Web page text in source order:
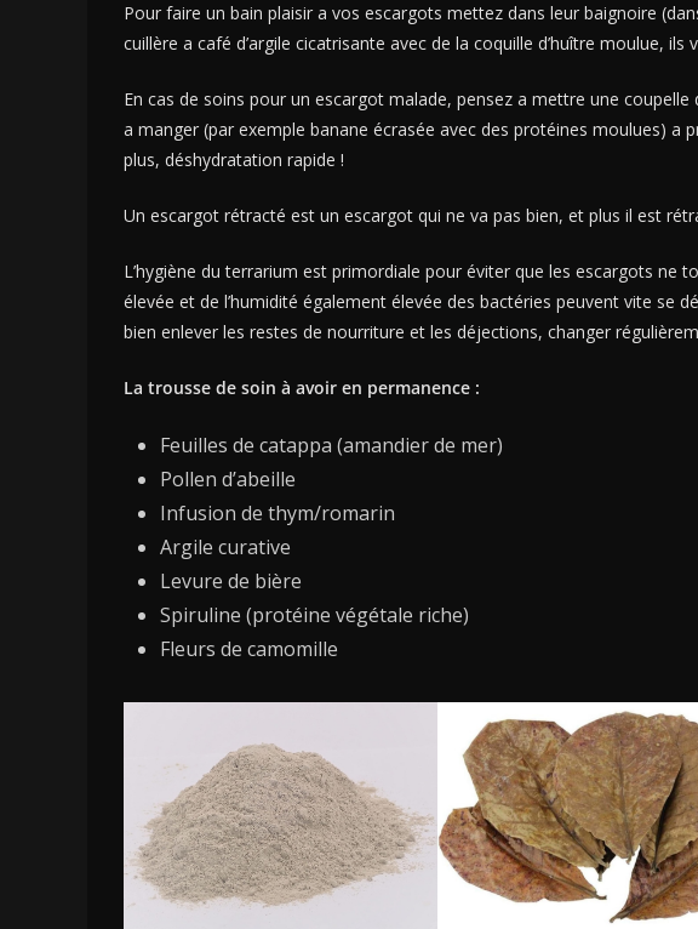
Pour faire un bain plaisir a vos escargots mettez dans leur baignoire
cuillère a café d’argile cicatrisante avec de la coquille d’huître moulue, ils
En cas de soins pour un escargot malade, pensez a mettre une coupelle
a manger (par exemple banane écrasée avec des protéines moulues) a
plus, déshydratation rapide !
Un escargot rétracté est un escargot qui ne va pas bien, et plus il est
L’hygiène du terrarium est primordiale pour éviter que les escargots ne
élevée et de l’humidité également élevée des bactéries peuvent vite se
bien enlever les restes de nourriture et les déjections, changer
La trousse de soin à avoir en permanence :
Feuilles de catappa (amandier de mer)
Pollen d’abeille
Infusion de thym/romarin
Argile curative
Levure de bière
Spiruline (protéine végétale riche)
Fleurs de camomille